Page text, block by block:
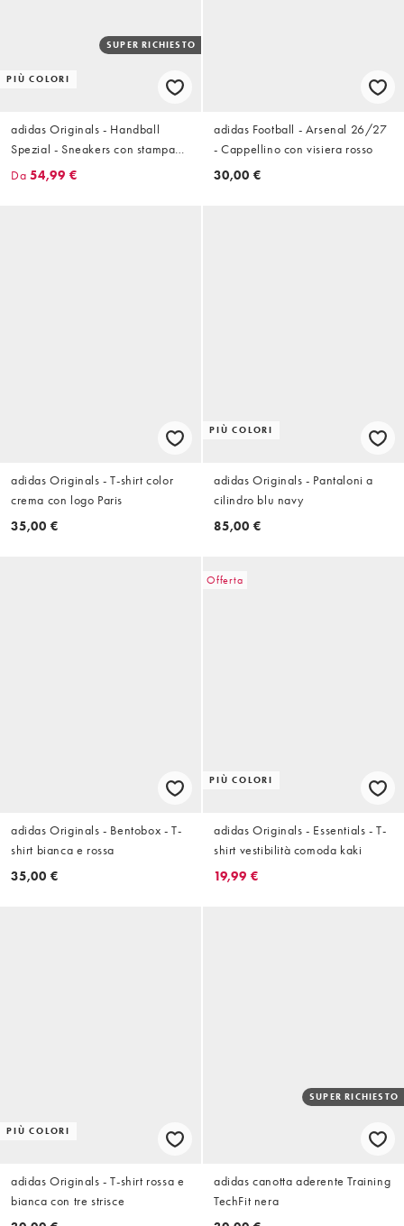
PIÙ COLORI
SUPER RICHIESTO
adidas Originals - Handball
Spezial - Sneakers con stampa
leopardata e suola in gomma
Da 54,99 €
adidas Football - Arsenal 26/27
- Cappellino con visiera rosso
30,00 €
adidas Originals - T-shirt color
crema con logo Paris
35,00 €
PIÙ COLORI
adidas Originals - Pantaloni a
cilindro blu navy
85,00 €
adidas Originals - Bentobox - T-
shirt bianca e rossa
35,00 €
Offerta
PIÙ COLORI
adidas Originals - Essentials - T-
shirt vestibilità comoda kaki
19,99 €
PIÙ COLORI
adidas Originals - T-shirt rossa e
bianca con tre strisce
SUPER RICHIESTO
adidas canotta aderente Training
TechFit nera